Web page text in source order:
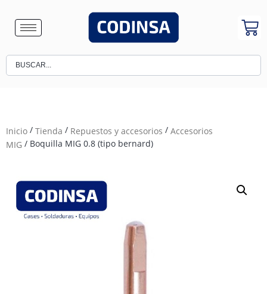
Inicio / Tienda / Repuestos y accesorios / Accesorios
MIG / Boquilla MIG 0.8 (tipo bernard)